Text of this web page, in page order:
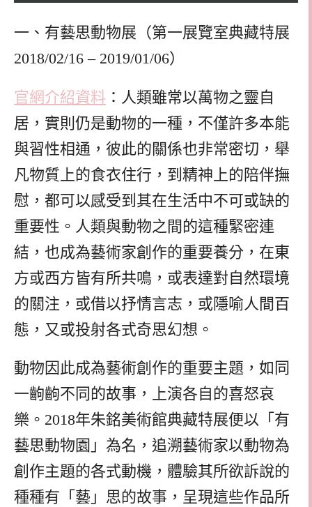
一、有藝思動物展（第一展覽室典藏特展
2018/02/16 – 2019/01/06）
官網介紹資料 ：人類雖常以萬物之靈自
居，實則仍是動物的一種，不僅許多本能
與習性相通，彼此的關係也非常密切，舉
凡物質上的食衣住行，到精神上的陪伴撫
慰，都可以感受到其在生活中不可或缺的
重要性。人類與動物之間的這種緊密連
結，也成為藝術家創作的重要養分，在東
方或西方皆有所共鳴，或表達對自然環境
的關注，或借以抒情言志，或隱喻人間百
態，又或投射各式奇思幻想。
動物因此成為藝術創作的重要主題，如同
一齣齣不同的故事，上演各自的喜怒哀
樂。2018年朱銘美術館典藏特展便以「有
藝思動物園」為名，追溯藝術家以動物為
創作主題的各式動機，體驗其所欲訴說的
種種有「藝」思的故事，呈現這些作品所